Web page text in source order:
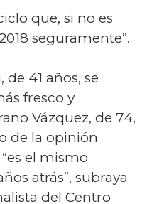
que, si no es
seguramente”.
41 años, se
fresco y
Vázquez, de 74,
de la opinión
el mismo
atrás”, subraya
del Centro